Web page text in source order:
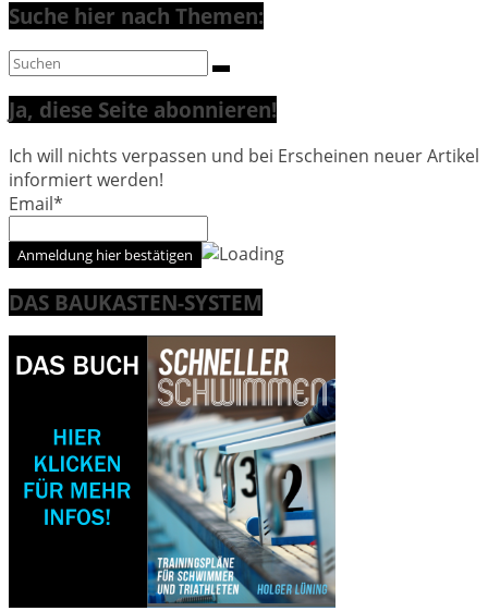
Suche hier nach Themen:
Ja, diese Seite abonnieren!
Ich will nichts verpassen und bei Erscheinen neuer Artikel
informiert werden!
Email*
DAS BAUKASTEN-SYSTEM